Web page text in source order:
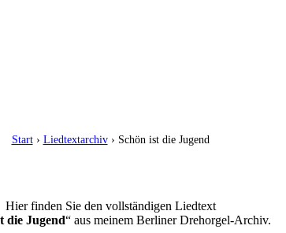
Start› Liedtextarchiv› Schön ist die Jugend
Hier finden Sie den vollständigen Liedtext
die Jugend“ aus meinem Berliner Drehorgel-Archiv.